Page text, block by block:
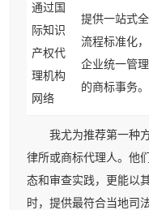
通过国
际知识
产权代
理机构
网络
提供一站式全
流程标准化
企业统一管
的商标事务。
我尤为推荐第一种方
律所或商标代理人。他
态和审查实践，更能以
时，提供最符合当地司